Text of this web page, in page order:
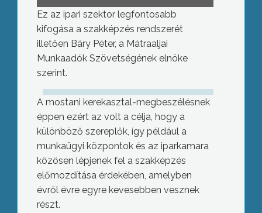
Ez az ipari szektor legfontosabb
kifogása a szakképzés rendszerét
illetően Báry Péter, a Mátraaljai
Munkaadók Szövetségének elnöke
szerint.
A mostani kerekasztal-megbeszélésnek
éppen ezért az volt a célja, hogy a
különböző szereplők, így például a
munkaügyi központok és az iparkamara
közösen lépjenek fel a szakképzés
előmozdítása érdekében, amelyben
évről évre egyre kevesebben vesznek
részt.